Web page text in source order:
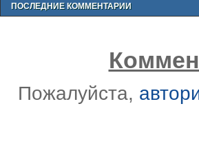
ПОСЛЕДНИЕ КОММЕНТАРИИ
Пожалуйста,